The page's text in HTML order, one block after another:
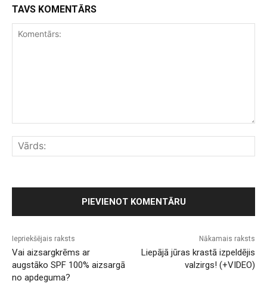
TAVS KOMENTĀRS
Iepriekšējais raksts
Vai aizsargkrēms ar
augstāko SPF 100% aizsargā
no apdeguma?
Nākamais raksts
Liepājā jūras krastā izpeldējis
valzirgs! (+VIDEO)